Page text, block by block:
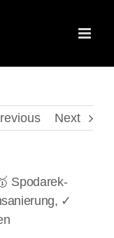
Next
Spodarek-
✓